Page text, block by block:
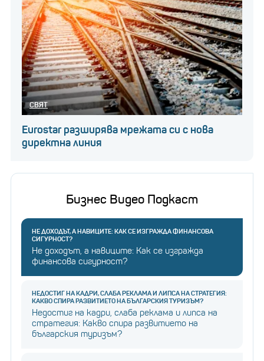
СВЯТ
Eurostar разширява мрежата си с нова
директна линия
Бизнес Видео Подкаст
НЕ ДОХОДЪТ, А НАВИЦИТЕ: КАК СЕ ИЗГРАЖДА ФИНАНСОВА
СИГУРНОСТ?
Не доходът, а навиците: Как се изгражда
финансова сигурност?
НЕДОСТИГ НА КАДРИ, СЛАБА РЕКЛАМА И ЛИПСА НА СТРАТЕГИЯ:
КАКВО СПИРА РАЗВИТИЕТО НА БЪЛГАРСКИЯ ТУРИЗЪМ?
Недостиг на кадри, слаба реклама и липса на
стратегия: Какво спира развитието на
българския туризъм?